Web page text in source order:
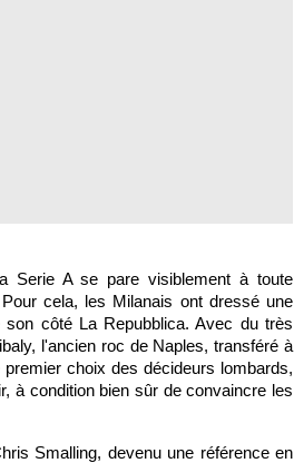
Serie A se pare visiblement à toute
cela, les Milanais ont dressé une
côté La Repubblica. Avec du très
l'ancien roc de Naples, transféré à
choix des décideurs lombards,
à condition bien sûr de convaincre les
Smalling, devenu une référence en